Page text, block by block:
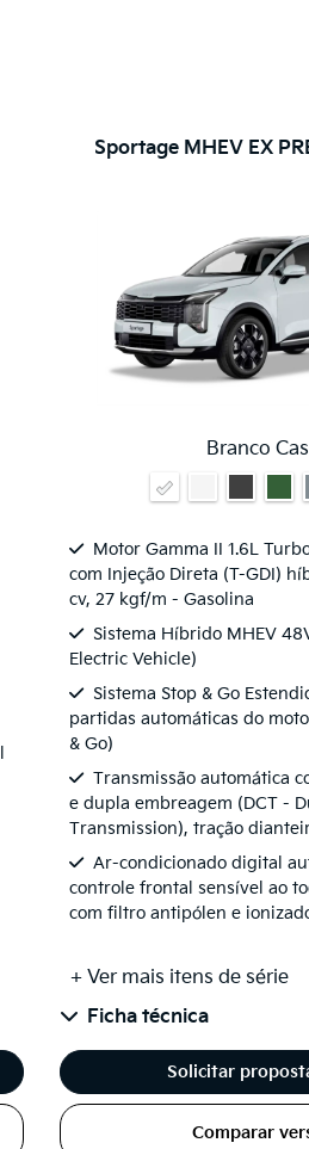
Sportage MHEV EX
Branco
Motor Gamma II 1.6L
com Injeção Direta (T-GDI)
cv, 27 kgf/m - Gasolina
Sistema Híbrido MHEV
Electric Vehicle)
Sistema Stop & Go
partidas automáticas do
& Go)
Transmissão automática
e dupla embreagem (DCT -
Transmission), tração
Ar-condicionado digital
controle frontal sensível ao
com filtro antipólen e
+ Ver mais itens de série
Ficha técnica
Solicitar
Comparar